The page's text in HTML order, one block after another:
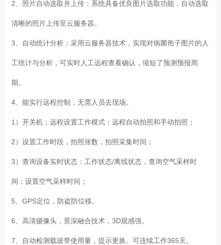
2、照片自动选取并上传：系统具备优良图片选取功能，自动选取
清晰的照片上传至云服务器。
3、自动统计分析：采用云服务器技术，实现对病菌孢子图片的人
工统计与分析，可实时人工远程查看确认，缩短了预测预报周
期。
4、能实行远程控制，无需人员去现场。
1）开关机；远程设置工作模式：远程自动拍照和手动拍照；
2）设置工作时段，拍照张数，拍照采集时间；
3）查询设备实时状态：工作状态/离线状态，查询空气采样时
间；设置空气采样时间；
5、GPS定位，防盗防位移。
6、高清摄像头，景深融合技术，3D观感强。
7、自动检测载玻带使用量，提示更换。可连续工作365天。